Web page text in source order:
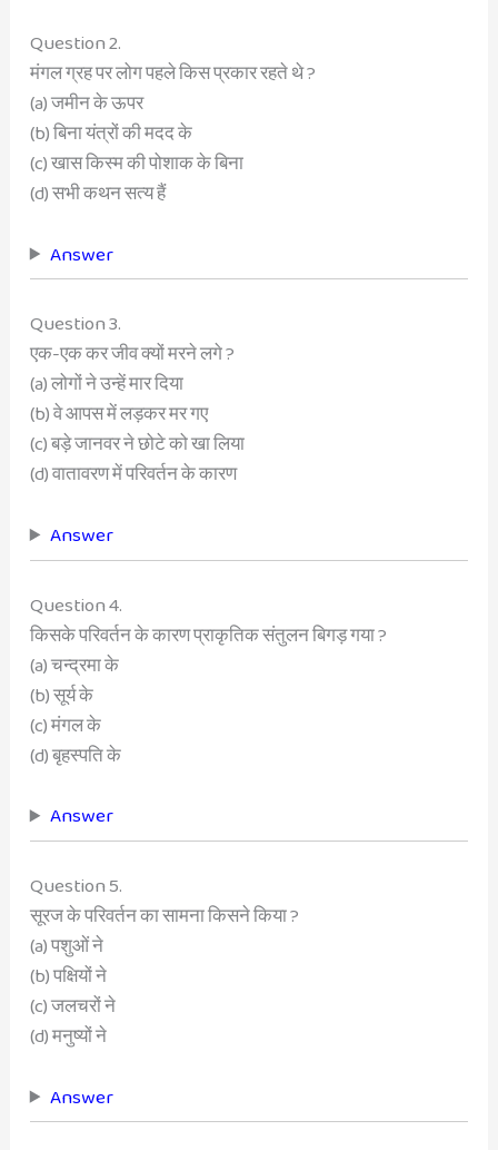
Question 2.
मंगल ग्रह पर लोग पहले किस प्रकार रहते थे ?
(a) जमीन के ऊपर
(b) बिना यंत्रों की मदद के
(c) खास किस्म की पोशाक के बिना
(d) सभी कथन सत्य हैं
Answer
Question 3.
एक-एक कर जीव क्यों मरने लगे ?
(a) लोगों ने उन्हें मार दिया
(b) वे आपस में लड़कर मर गए
(c) बड़े जानवर ने छोटे को खा लिया
(d) वातावरण में परिवर्तन के कारण
Answer
Question 4.
किसके परिवर्तन के कारण प्राकृतिक संतुलन बिगड़ गया ?
(a) चन्द्रमा के
(b) सूर्य के
(c) मंगल के
(d) बृहस्पति के
Answer
Question 5.
सूरज के परिवर्तन का सामना किसने किया ?
(a) पशुओं ने
(b) पक्षियों ने
(c) जलचरों ने
(d) मनुष्यों ने
Answer